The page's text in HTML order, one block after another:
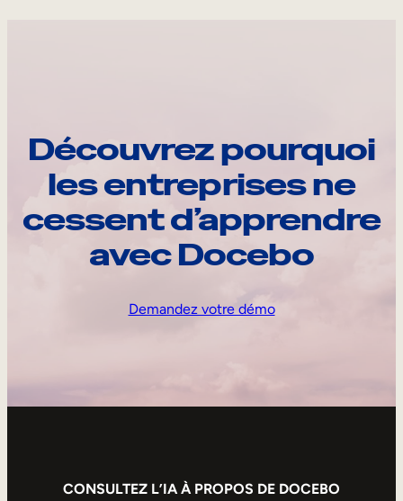
Découvrez pourquoi
les entreprises ne
cessent d’apprendre
avec Docebo
Demandez votre démo
CONSULTEZ L’IA À PROPOS DE DOCEBO